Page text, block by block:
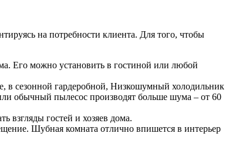
на потребности клиента. Для того, чтобы
Его можно установить в гостиной или любой
в сезонной гардеробной, Низкошумный холодильник
обычный пылесос производят больше шума – от 60
взгляды гостей и хозяев дома.
Шубная комната отлично впишется в интерьер